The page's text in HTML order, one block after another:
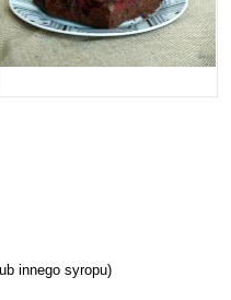
innego syropu)